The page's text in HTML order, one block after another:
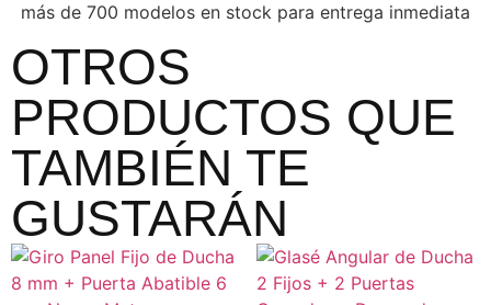
más de 700 modelos en stock para entrega inmediata
OTROS
PRODUCTOS QUE
TAMBIÉN TE
GUSTARÁN